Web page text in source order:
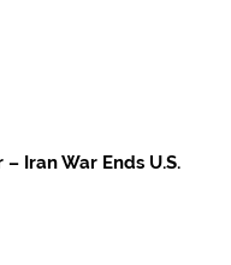
Iran War Ends U.S.